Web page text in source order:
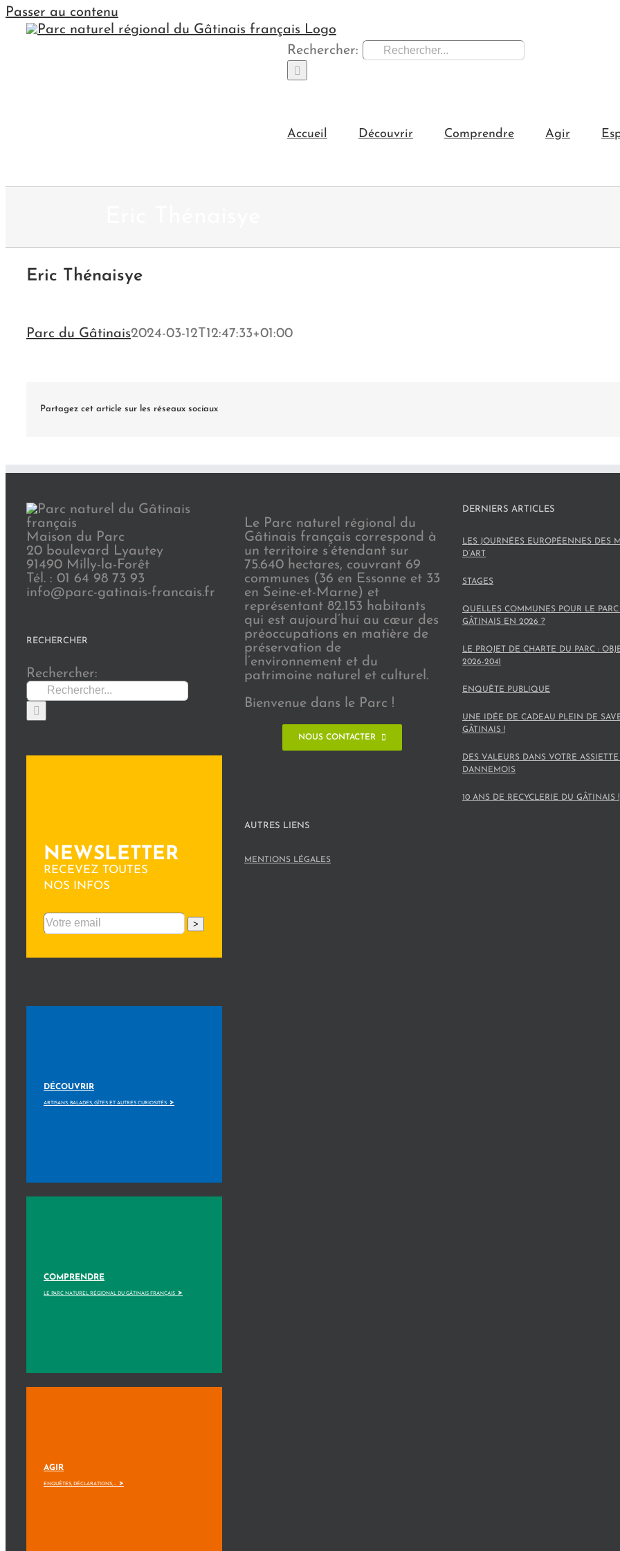
Passer au contenu
Rechercher:
Accueil Découvrir Comprendre Agir
Eric Thénaisye
Parc du Gâtinais2024-03-12T12:47:33+01:00
Partagez cet article sur les réseaux sociaux
Maison du Parc
20 boulevard Lyautey
91490 Milly-la-Forêt
Tél. : 01 64 98 73 93
info@parc-gatinais-francais.fr
RECHERCHER
Rechercher:
NEWSLETTER
RECEVEZ TOUTES
NOS INFOS
>
DÉCOUVRIR
ARTISANS, BALADES, GÎTES ET AUTRES CURIOSITÉS >
COMPRENDRE
LE PARC NATUREL RÉGIONAL DU GÂTINAIS FRANÇAIS >
AGIR
ENQUÊTES, DÉCLARATIONS, ... >
Le Parc naturel régional du
Gâtinais français correspond à
un territoire s’étendant sur
75.640 hectares, couvrant 69
communes (36 en Essonne et 33
en Seine-et-Marne) et
représentant 82.153 habitants
qui est aujourd’hui au cœur des
préoccupations en matière de
préservation de
l’environnement et du
patrimoine naturel et culturel.
Bienvenue dans le Parc !
NOUS CONTACTER
DERNIERS ARTICLES
LES JOURNÉES EUROPÉENNES DES
D’ART
STAGES
QUELLES COMMUNES POUR LE PARC
GÂTINAIS EN 2026 ?
LE PROJET DE CHARTE DU PARC :
2026-2041
ENQUÊTE PUBLIQUE
UNE IDÉE DE CADEAU PLEIN DE
GÂTINAIS !
DES VALEURS DANS VOTRE
DANNEMOIS
10 ANS DE RECYCLERIE DU GÂTINAIS !
AUTRES LIENS
MENTIONS LÉGALES